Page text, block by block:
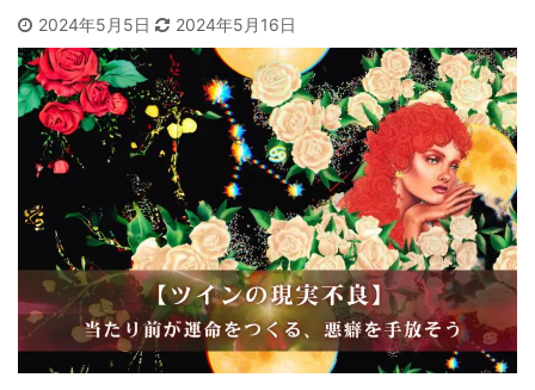
2024年5月5日 2024年5月16日